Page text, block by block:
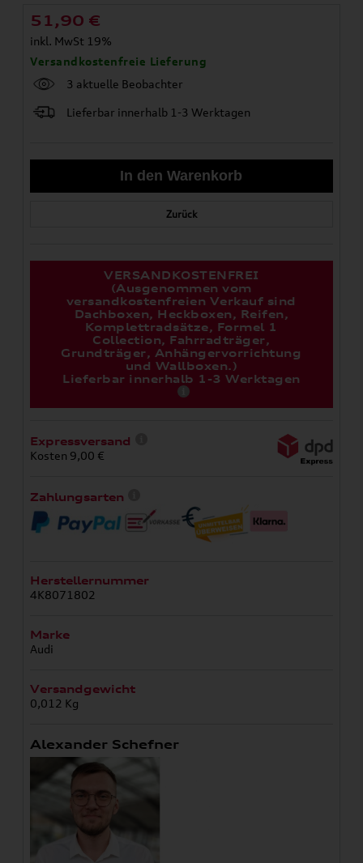
51,90 €
inkl. MwSt 19%
Versandkostenfreie Lieferung
3 aktuelle Beobachter
Lieferbar innerhalb 1-3 Werktagen
Zurück
VERSANDKOSTENFREI
(Ausgenommen vom
versandkostenfreien Verkauf sind
Dachboxen, Heckboxen, Reifen,
Komplettradsätze, Formel 1
Collection, Fahrradträger,
Grundträger, Anhängervorrichtung
und Wallboxen.)
Lieferbar innerhalb 1-3 Werktagen
Expressversand
Kosten 9,00 €
Zahlungsarten
Herstellernummer
4K8071802
Marke
Audi
Versandgewicht
0,012 Kg
Alexander Schefner